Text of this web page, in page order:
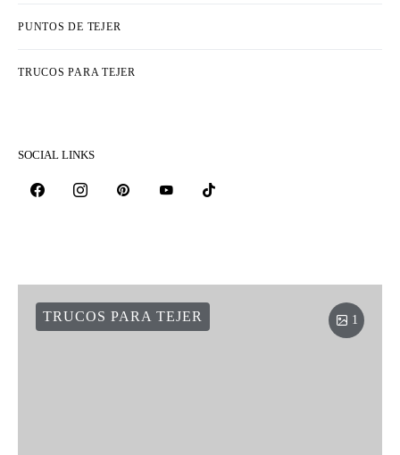
PUNTOS DE TEJER
TRUCOS PARA TEJER
SOCIAL LINKS
1
TRUCOS PARA TEJER